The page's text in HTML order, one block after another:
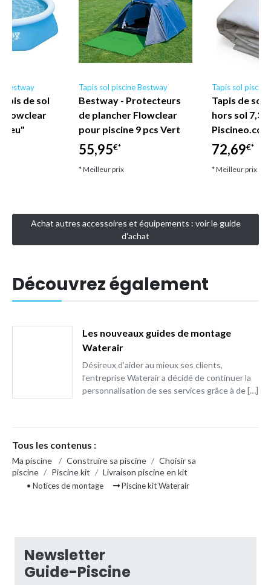
Bestway
de sol
Flowclear
Tapis sol piscine Bestway
Bestway - Protecteurs
de plancher Flowclear
pour piscine 9 pcs Vert
55,95€*
* Meilleur prix
Tapis sol
Tapis de sol
hors sol 7,30
Piscineo.com
72,69€*
* Meilleur prix
Achat autres accessoires et équipements : voir le guide
d'achat
Découvrez également
Les nouveaux guides de montage
Waterair
Désireux d’aider au mieux ses clients,
l’entreprise Waterair a décidé de continuer la
personnalisation de ses services grâce à de […]
Tous les contenus :
Ma piscine / Construire sa piscine / Choisir sa
piscine / Piscine kit / Livraison piscine en kit
• Notices de montage Piscine kit Waterair
Newsletter
Guide-Piscine